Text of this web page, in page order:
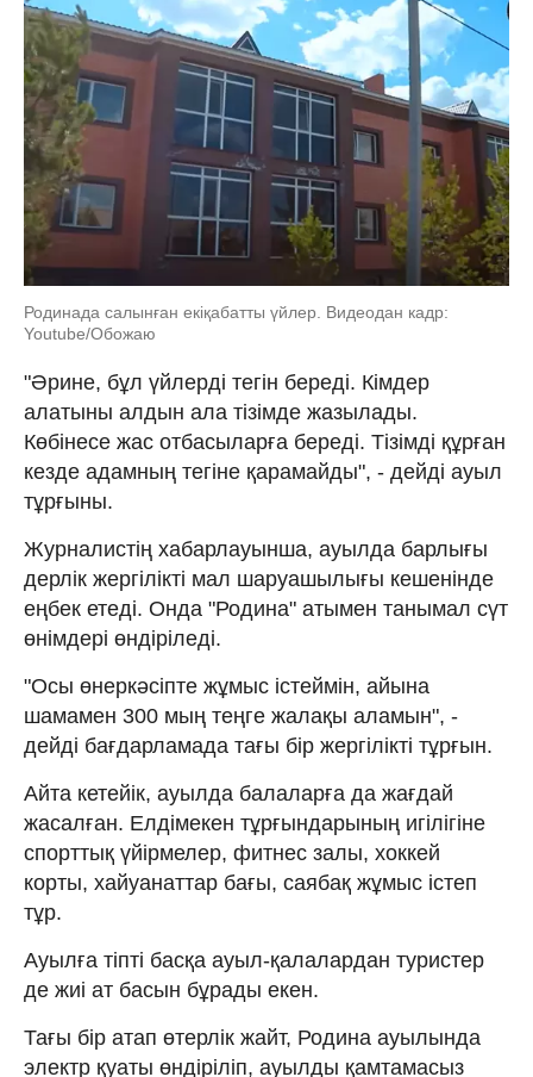
Родинада салынған екіқабатты үйлер. Видеодан кадр:
Youtube/Обожаю
"Әрине, бұл үйлерді тегін береді. Кімдер
алатыны алдын ала тізімде жазылады.
Көбінесе жас отбасыларға береді. Тізімді құрған
кезде адамның тегіне қарамайды", - дейді ауыл
тұрғыны.
Журналистің хабарлауынша, ауылда барлығы
дерлік жергілікті мал шаруашылығы кешенінде
еңбек етеді. Онда "Родина" атымен танымал сүт
өнімдері өндіріледі.
"Осы өнеркәсіпте жұмыс істеймін, айына
шамамен 300 мың теңге жалақы аламын", -
дейді бағдарламада тағы бір жергілікті тұрғын.
Айта кетейік, ауылда балаларға да жағдай
жасалған. Елдімекен тұрғындарының игілігіне
спорттық үйірмелер, фитнес залы, хоккей
корты, хайуанаттар бағы, саябақ жұмыс істеп
тұр.
Ауылға тіпті басқа ауыл-қалалардан туристер
де жиі ат басын бұрады екен.
Тағы бір атап өтерлік жайт, Родина ауылында
электр қуаты өндіріліп, ауылды қамтамасыз